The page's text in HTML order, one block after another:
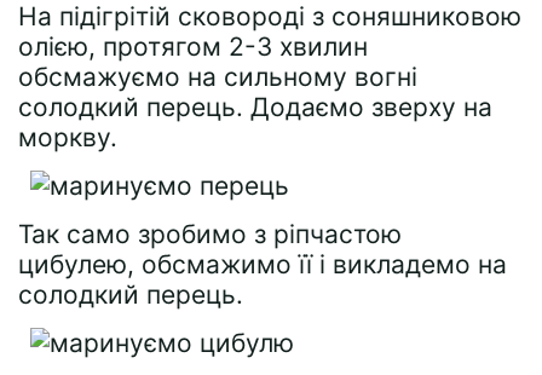
На підігрітій сковороді з соняшниковою
олією, протягом 2-3 хвилин
обсмажуємо на сильному вогні
солодкий перець. Додаємо зверху на
моркву.
Так само зробимо з ріпчастою
цибулею, обсмажимо її і викладемо на
солодкий перець.